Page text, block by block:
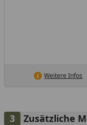
Weitere Infos
Zusätzliche